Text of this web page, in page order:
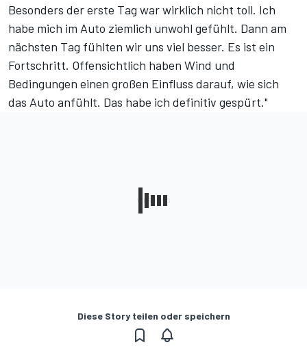
Besonders der erste Tag war wirklich nicht toll. Ich
habe mich im Auto ziemlich unwohl gefühlt. Dann am
nächsten Tag fühlten wir uns viel besser. Es ist ein
Fortschritt. Offensichtlich haben Wind und
Bedingungen einen großen Einfluss darauf, wie sich
das Auto anfühlt. Das habe ich definitiv gespürt."
Diese Story teilen oder speichern